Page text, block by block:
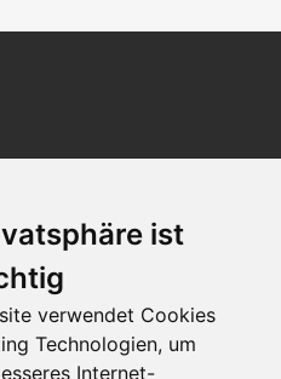
ist
verwendet Cookies
Technologien, um
Internet-